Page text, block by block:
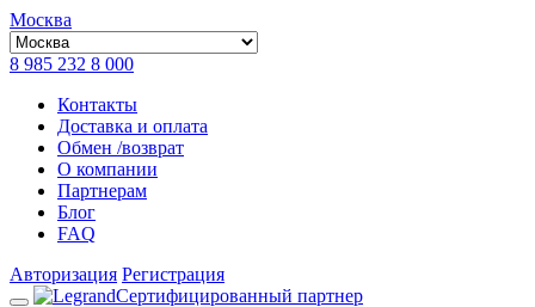
Москва
8 985 232 8 000
Контакты
Доставка и оплата
Обмен /возврат
О компании
Партнерам
Блог
FAQ
Авторизация Регистрация
Сертифицированный партнер